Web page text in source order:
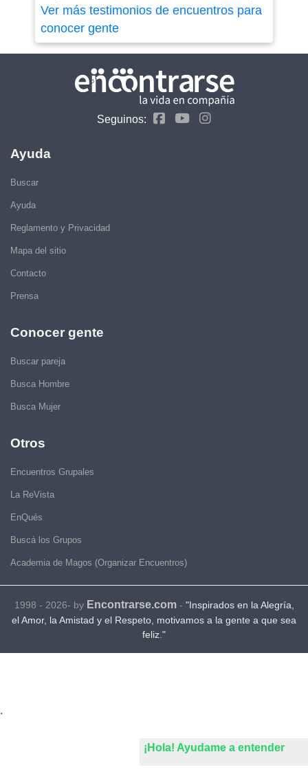
¡Hola! Ayudame a entender
Ver más testimonios de encuentros para
conocer gente
Seguinos:
Ayuda
Buscar
Ayuda
Reglamento y Privacidad
Mapa del sitio
Contacto
Prensa
Conocer gente
Buscar pareja
Busca Hombre
Busca Mujer
Otros
Encuentros Grupales
La ReVista
EnQués
Buscá los Grupos
Academia de Magos (Organizar Encuentros)
1998 - 2026- by Encontrarse.com- "Inspirados en la Alegría,
el Amor, la Amistad y el Respeto, motivamos a la gente a que sea
feliz."
.